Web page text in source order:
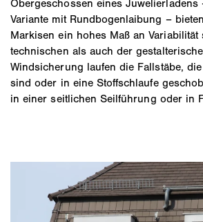
Obergeschossen eines
Variante mit Rundbogenlaibung –
Markisen ein hohes Maß an
technischen als auch der
Windsicherung laufen die Fallstäbe,
sind oder in eine Stoffschlaufe
in einer seitlichen Seilführung oder in